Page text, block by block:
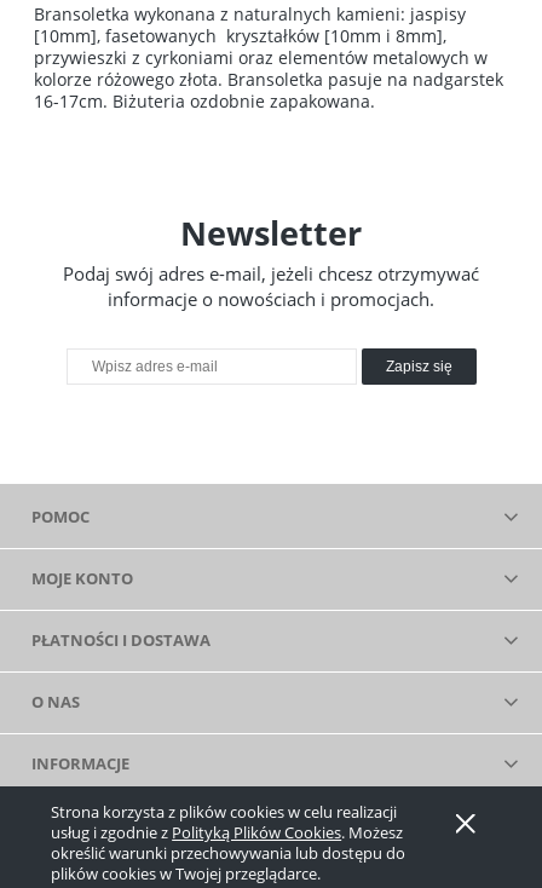
Strona korzysta z plików cookies w celu realizacji
usług i zgodnie z Polityką Plików Cookies. Możesz
określić warunki przechowywania lub dostępu do
plików cookies w Twojej przeglądarce.
Bransoletka wykonana z naturalnych kamieni: jaspisy
[10mm], fasetowanych kryształków [10mm i 8mm],
przywieszki z cyrkoniami oraz elementów metalowych w
kolorze różowego złota. Bransoletka pasuje na nadgarstek
16-17cm. Biżuteria ozdobnie zapakowana.
Newsletter
Podaj swój adres e-mail, jeżeli chcesz otrzymywać
informacje o nowościach i promocjach.
Zapisz się
POMOC
MOJE KONTO
PŁATNOŚCI I DOSTAWA
O NAS
INFORMACJE
Pokaż pełną wersję strony
Sklep internetowy Shoper.pl